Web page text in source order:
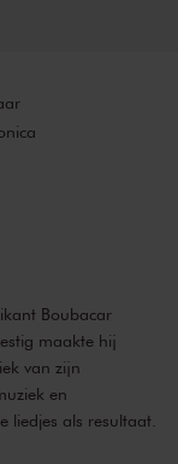
Boubacar
maakte hij
van zijn
en
liedjes als resultaat.